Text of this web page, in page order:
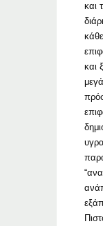
και
και